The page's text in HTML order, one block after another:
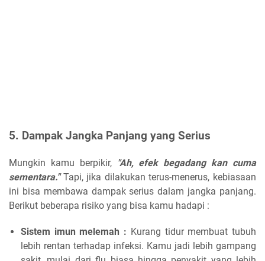
5. Dampak Jangka Panjang yang Serius
Mungkin kamu berpikir, "Ah, efek begadang kan cuma
sementara."Tapi, jika dilakukan terus-menerus, kebiasaan
ini bisa membawa dampak serius dalam jangka panjang.
Berikut beberapa risiko yang bisa kamu hadapi :
Sistem imun melemah : Kurang tidur membuat tubuh
lebih rentan terhadap infeksi. Kamu jadi lebih gampang